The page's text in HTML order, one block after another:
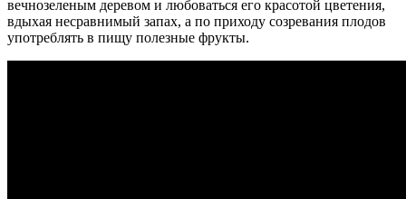
вечнозеленым деревом и любоваться его красотой цветения,
вдыхая несравнимый запах, а по приходу созревания плодов
употреблять в пищу полезные фрукты.